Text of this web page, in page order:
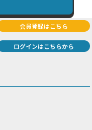
会員登録はこちら
ログインはこちらから